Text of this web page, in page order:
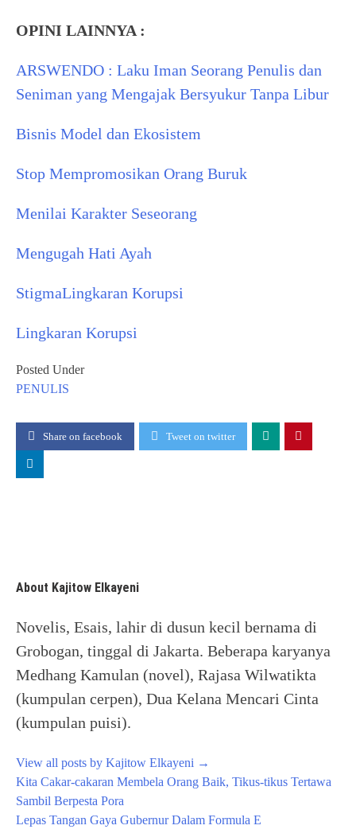
OPINI LAINNYA :
ARSWENDO : Laku Iman Seorang Penulis dan
Seniman yang Mengajak Bersyukur Tanpa Libur
Bisnis Model dan Ekosistem
Stop Mempromosikan Orang Buruk
Menilai Karakter Seseorang
Mengugah Hati Ayah
StigmaLingkaran Korupsi
Lingkaran Korupsi
Posted Under
PENULIS
Share on facebook Tweet on twitter
About Kajitow Elkayeni
Novelis, Esais, lahir di dusun kecil bernama di
Grobogan, tinggal di Jakarta. Beberapa karyanya
Medhang Kamulan (novel), Rajasa Wilwatikta
(kumpulan cerpen), Dua Kelana Mencari Cinta
(kumpulan puisi).
View all posts by Kajitow Elkayeni →
Post
navigation
Kita Cakar-cakaran Membela Orang Baik, Tikus-tikus Tertawa
Sambil Berpesta Pora
Lepas Tangan Gaya Gubernur Dalam Formula E